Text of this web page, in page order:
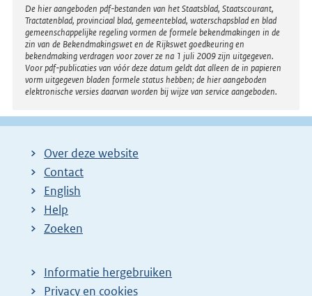
Disclaimer
De hier aangeboden pdf-bestanden van het Staatsblad, Staatscourant,
Tractatenblad, provinciaal blad, gemeenteblad, waterschapsblad en blad
gemeenschappelijke regeling vormen de formele bekendmakingen in de
zin van de Bekendmakingswet en de Rijkswet goedkeuring en
bekendmaking verdragen voor zover ze na 1 juli 2009 zijn uitgegeven.
Voor pdf-publicaties van vóór deze datum geldt dat alleen de in papieren
vorm uitgegeven bladen formele status hebben; de hier aangeboden
elektronische versies daarvan worden bij wijze van service aangeboden.
Over deze website
Contact
English
Help
Zoeken
Informatie hergebruiken
Privacy en cookies